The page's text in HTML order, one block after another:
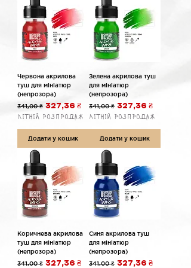
Червона акрилова
туш для мініатюр
(непрозора)
Звичайна ціна
341,00 ₴ За розпродажем
327,36 ₴
Літній розпродаж
Додати у кошик
Зелена акрилова туш
для мініатюр
(непрозора)
Звичайна ціна
341,00 ₴ За розпродажем
327,36 ₴
Літній розпродаж
Додати у кошик
Коричнева акрилова
туш для мініатюр
(непрозора)
Звичайна ціна
341,00 ₴ За розпродажем
327,36 ₴
Синя акрилова туш
для мініатюр
(непрозора)
Звичайна ціна
341,00 ₴ За розпродажем
327,36 ₴